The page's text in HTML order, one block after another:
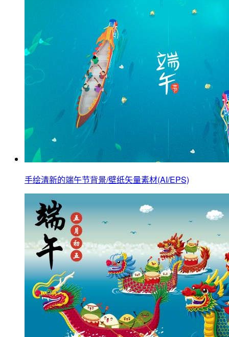
手绘清新的端午节背景/壁纸矢量素材(AI/EPS)